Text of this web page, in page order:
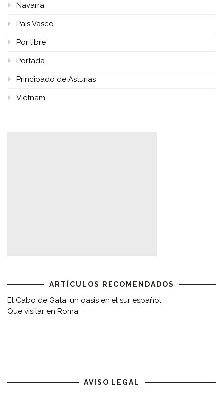
Navarra
País Vasco
Por libre
Portada
Principado de Asturias
Vietnam
ARTÍCULOS RECOMENDADOS
El Cabo de Gata, un oasis en el sur español
Que visitar en Roma
AVISO LEGAL